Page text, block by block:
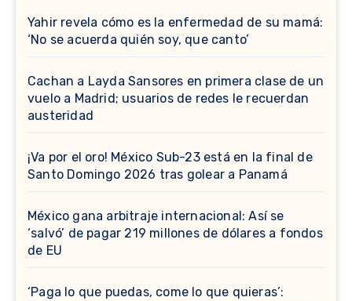
Yahir revela cómo es la enfermedad de su mamá:
‘No se acuerda quién soy, que canto’
Cachan a Layda Sansores en primera clase de un
vuelo a Madrid; usuarios de redes le recuerdan
austeridad
¡Va por el oro! México Sub-23 está en la final de
Santo Domingo 2026 tras golear a Panamá
México gana arbitraje internacional: Así se
‘salvó’ de pagar 219 millones de dólares a fondos
de EU
‘Paga lo que puedas, come lo que quieras’: